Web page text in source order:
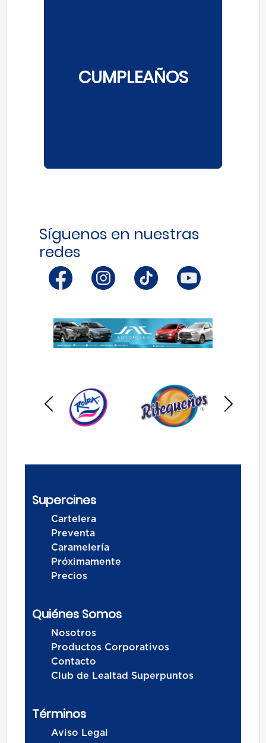
CUMPLEAÑOS
Síguenos en nuestras
redes
Anterior
Supercines
Cartelera
Preventa
Caramelería
Próximamente
Precios
Quiénes Somos
Nosotros
Productos Corporativos
Contacto
Club de Lealtad Superpuntos
Términos
Aviso Legal